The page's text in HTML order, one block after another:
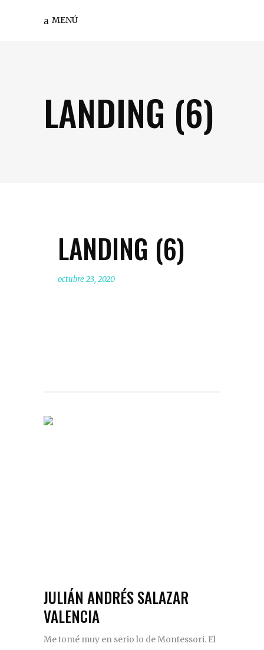
MENÚ
LANDING (6)
LANDING (6)
octubre 23, 2020
JULIÁN ANDRÉS SALAZAR
VALENCIA
Me tomé muy en serio lo de Montessori. El